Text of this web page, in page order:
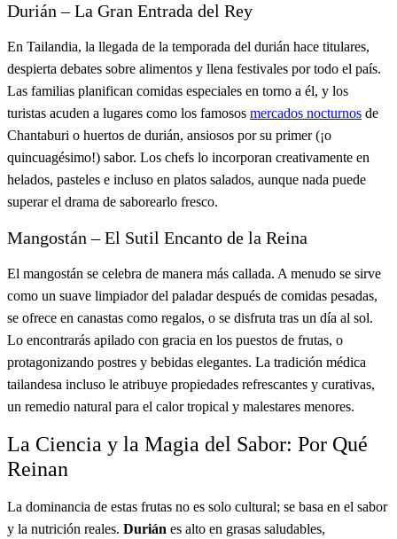
Durián – La Gran Entrada del Rey
En Tailandia, la llegada de la temporada del durián hace titulares,
despierta debates sobre alimentos y llena festivales por todo el país.
Las familias planifican comidas especiales en torno a él, y los
turistas acuden a lugares como los famosos mercados nocturnos de
Chantaburi o huertos de durián, ansiosos por su primer (¡o
quincuagésimo!) sabor. Los chefs lo incorporan creativamente en
helados, pasteles e incluso en platos salados, aunque nada puede
superar el drama de saborearlo fresco.
Mangostán – El Sutil Encanto de la Reina
El mangostán se celebra de manera más callada. A menudo se sirve
como un suave limpiador del paladar después de comidas pesadas,
se ofrece en canastas como regalos, o se disfruta tras un día al sol.
Lo encontrarás apilado con gracia en los puestos de frutas, o
protagonizando postres y bebidas elegantes. La tradición médica
tailandesa incluso le atribuye propiedades refrescantes y curativas,
un remedio natural para el calor tropical y malestares menores.
La Ciencia y la Magia del Sabor: Por Qué
Reinan
La dominancia de estas frutas no es solo cultural; se basa en el sabor
y la nutrición reales. Durián es alto en grasas saludables,